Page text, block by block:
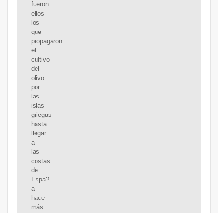
fueron
ellos
los
que
propagaron
el
cultivo
del
olivo
por
las
islas
griegas
hasta
llegar
a
las
costas
de
Espa?
a
hace
más